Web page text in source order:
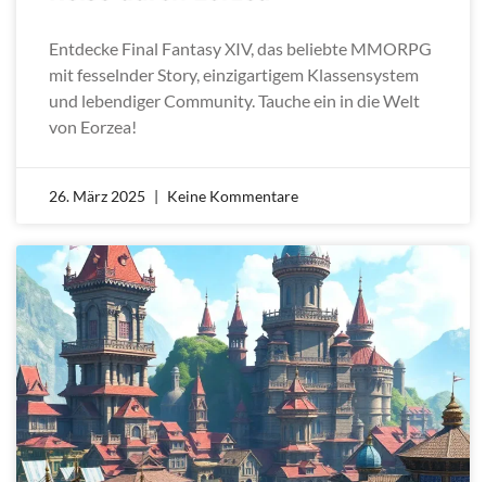
Entdecke Final Fantasy XIV, das beliebte MMORPG
mit fesselnder Story, einzigartigem Klassensystem
und lebendiger Community. Tauche ein in die Welt
von Eorzea!
26. März 2025 Keine Kommentare